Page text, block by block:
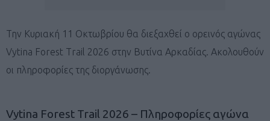
Την Κυριακή 11 Οκτωβρίου θα διεξαχθεί ο ορεινός αγώνας
Vytina Forest Trail 2026 στην Βυτίνα Αρκαδίας. Ακολουθούν
οι πληροφορίες της διοργάνωσης.
Vytina Forest Trail 2026 – Πληροφορίες αγώνα